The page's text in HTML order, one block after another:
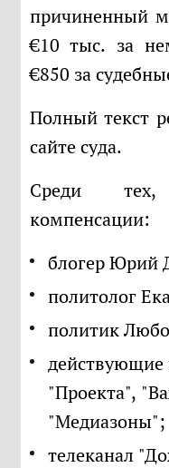
причиненный
€10 тыс. за
€850 за
Полный текст
сайте суда.
Среди тех, кому присудили
компенсации:
блогер Юрий
политолог
политик
"Проекта",
"Медиазоны";
телеканал